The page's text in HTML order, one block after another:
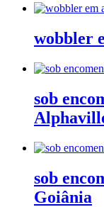
wobbler
sob
sob
Goiânia